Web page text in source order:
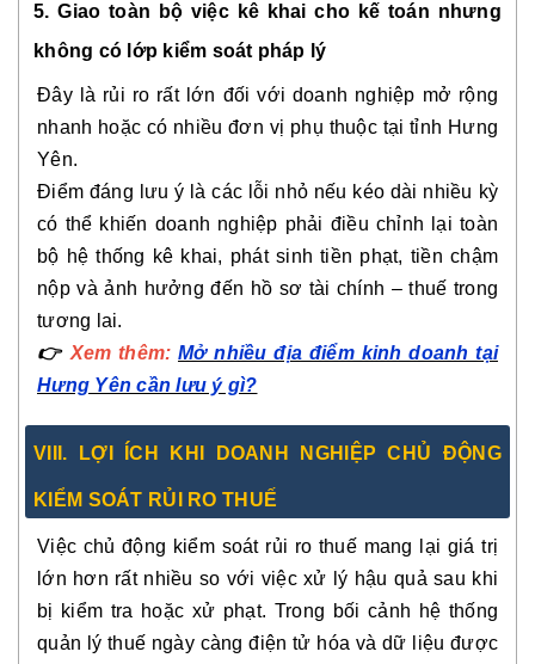
5. Giao toàn bộ việc kê khai cho kế toán nhưng
không có lớp kiểm soát pháp lý
Đây là rủi ro rất lớn đối với doanh nghiệp mở rộng
nhanh hoặc có nhiều đơn vị phụ thuộc tại tỉnh Hưng
Yên.
Điểm đáng lưu ý là các lỗi nhỏ nếu kéo dài nhiều kỳ
có thể khiến doanh nghiệp phải điều chỉnh lại toàn
bộ hệ thống kê khai, phát sinh tiền phạt, tiền chậm
nộp và ảnh hưởng đến hồ sơ tài chính – thuế trong
tương lai.
👉 Xem thêm: Mở nhiều địa điểm kinh doanh tại
Hưng Yên cần lưu ý gì?
VIII. LỢI ÍCH KHI DOANH NGHIỆP CHỦ ĐỘNG
KIỂM SOÁT RỦI RO THUẾ
Việc chủ động kiểm soát rủi ro thuế mang lại giá trị
lớn hơn rất nhiều so với việc xử lý hậu quả sau khi
bị kiểm tra hoặc xử phạt. Trong bối cảnh hệ thống
quản lý thuế ngày càng điện tử hóa và dữ liệu được